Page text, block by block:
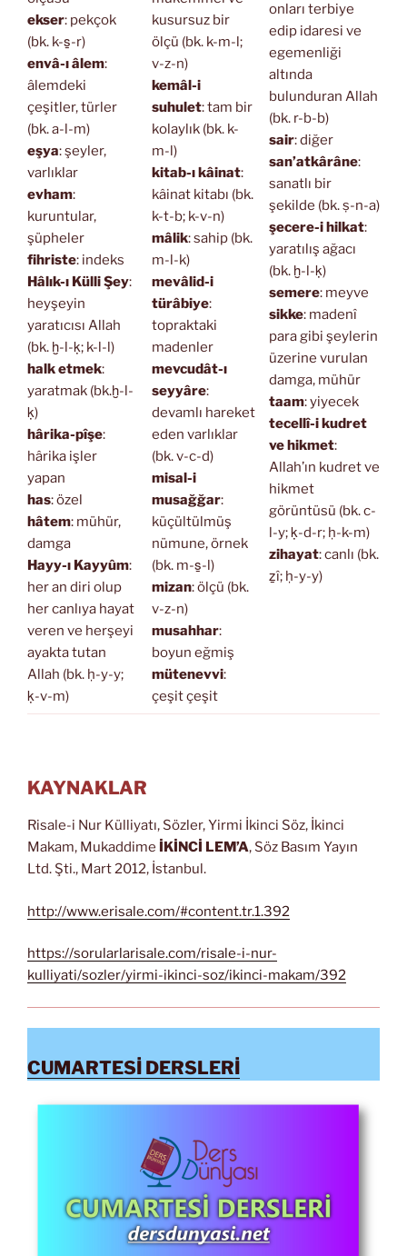
ekser: pekçok
(bk. k-s̱-r)
envâ-ı âlem:
âlemdeki
çeşitler, türler
(bk. a-l-m)
eşya: şeyler,
varlıklar
evham:
kuruntular,
şüpheler
fihriste: indeks
Hâlık-ı Külli Şey:
heyşeyin
yaratıcısı Allah
(bk. ḫ-l-ḳ; k-l-l)
halk etmek:
yaratmak (bk.ḫ-l-
ḳ)
hârika-pîşe:
hârika işler
yapan
has: özel
hâtem: mühür,
damga
Hayy-ı Kayyûm:
her an diri olup
her canlıya hayat
veren ve herşeyi
ayakta tutan
Allah (bk. ḥ-y-y;
ḳ-v-m)
kusursuz bir
ölçü (bk. k-m-l;
v-z-n)
kemâl-i
suhulet: tam bir
kolaylık (bk. k-
m-l)
kitab-ı kâinat:
kâinat kitabı (bk.
k-t-b; k-v-n)
mâlik: sahip (bk.
m-l-k)
mevâlid-i
türâbiye:
topraktaki
madenler
mevcudât-ı
seyyâre:
devamlı hareket
eden varlıklar
(bk. v-c-d)
misal-i
musağğar:
küçültülmüş
nümune, örnek
(bk. m-s̱-l)
mizan: ölçü (bk.
v-z-n)
musahhar:
boyun eğmiş
mütenevvi:
çeşit çeşit
onları terbiye
edip idaresi ve
egemenliği
altında
bulunduran Allah
(bk. r-b-b)
sair: diğer
san’atkârâne:
sanatlı bir
şekilde (bk. ṣ-n-a)
şecere-i hilkat:
yaratılış ağacı
(bk. ḫ-l-ḳ)
semere: meyve
sikke: madenî
para gibi şeylerin
üzerine vurulan
damga, mühür
taam: yiyecek
tecellî-i kudret
ve hikmet:
Allah’ın kudret ve
hikmet
görüntüsü (bk. c-
l-y; ḳ-d-r; ḥ-k-m)
zihayat: canlı (bk.
ẕî; ḥ-y-y)
KAYNAKLAR
Risale-i Nur Külliyatı, Sözler, Yirmi İkinci Söz, İkinci
Makam, Mukaddime
İKİNCİ LEM’A, Söz Basım Yayın
Ltd. Şti., Mart 2012, İstanbul.
http://www.erisale.com/#content.tr.1.392
https://sorularlarisale.com/risale-i-nur-
kulliyati/sozler/yirmi-ikinci-soz/ikinci-makam/392
CUMARTESİ DERSLERİ